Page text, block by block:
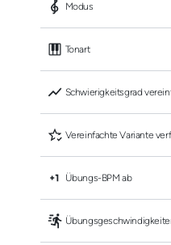
Modus
Tonart
Schwierigkeitsgrad
Vereinfachte Variante
Übungs-BPM ab